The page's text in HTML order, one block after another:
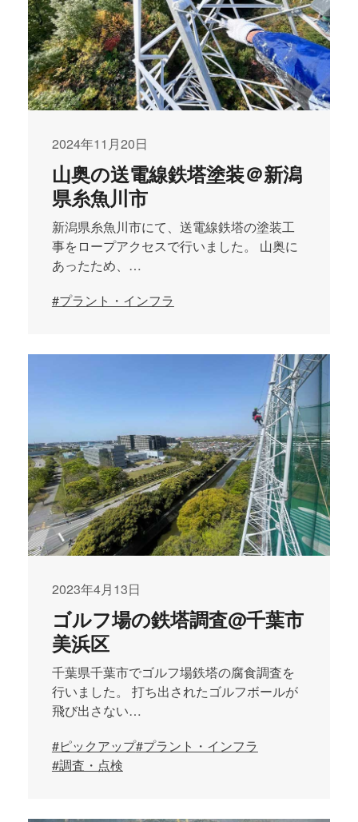
2024年11月20日
山奥の送電線鉄塔塗装＠新潟
県糸魚川市
新潟県糸魚川市にて、送電線鉄塔の塗装工
事をロープアクセスで行いました。 山奥に
あったため、…
#プラント・インフラ
2023年4月13日
ゴルフ場の鉄塔調査@千葉市
美浜区
千葉県千葉市でゴルフ場鉄塔の腐食調査を
行いました。 打ち出されたゴルフボールが
飛び出さない…
#ピックアップ#プラント・インフラ
#調査・点検